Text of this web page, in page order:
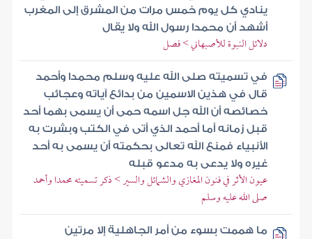
ينادي كل يوم خمس مرات من المشرق إلى المغرب
أشهد أن محمدا رسول الله ولا يقال
دلائل النبوة للأصبهاني > فصل
في تسميته صلى الله عليه وسلم محمدا وأحمد
قال في هذين الاسمين من بدائع آياته وعجائب
خصائصه أن الله جل اسمه حمى أن يسمى بهما أحد
قبل زمانه أما أحمد الذي أتى في الكتب وبشرت به
الأنبياء فمنع الله تعالى بحكمته أن يسمى به أحد
غيره ولا يدعى به مدعو قبله
عيون الأثر في فنون المغازي والشمائل والسير > ذكر تسميته محمدا وأحمد
صلى الله عليه وسلم
ما هممت بسوء من أمر الجاهلية إلا مرتين